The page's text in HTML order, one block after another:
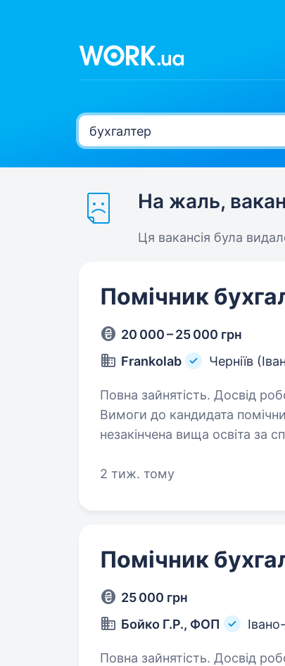
На жаль,
Ця вакансія була
Помічник
20 000 – 25 000 грн
Frankolab
Черніїв
Повна зайнятість. Досвід
Вимоги до кандидата
незакінчена вища освіта за
останніх…
2 тиж. тому
Помічник
25 000 грн
Бойко Г.Р., ФОП
Повна зайнятість. Досвід роботи від 1 року.